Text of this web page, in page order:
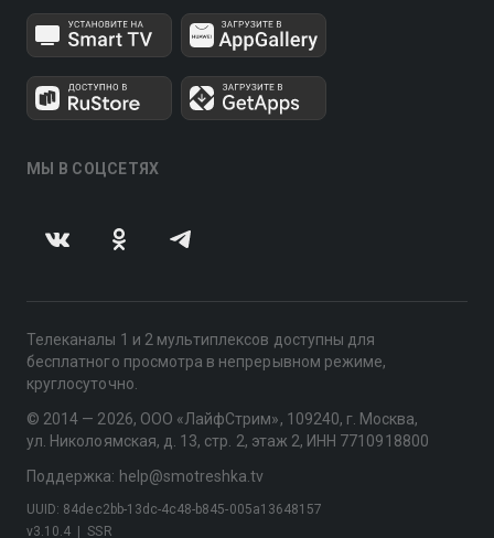
МЫ В СОЦСЕТЯХ
Телеканалы 1 и 2 мультиплексов доступны для
бесплатного просмотра в непрерывном режиме,
круглосуточно.
© 2014 — 2026, ООО «ЛайфСтрим», 109240, г. Москва,
ул. Николоямская, д. 13, стр. 2, этаж 2, ИНН 7710918800
Поддержка: help@smotreshka.tv
v3.10.4 SSR
UUID: 84dec2bb-13dc-4c48-b845-005a13648157